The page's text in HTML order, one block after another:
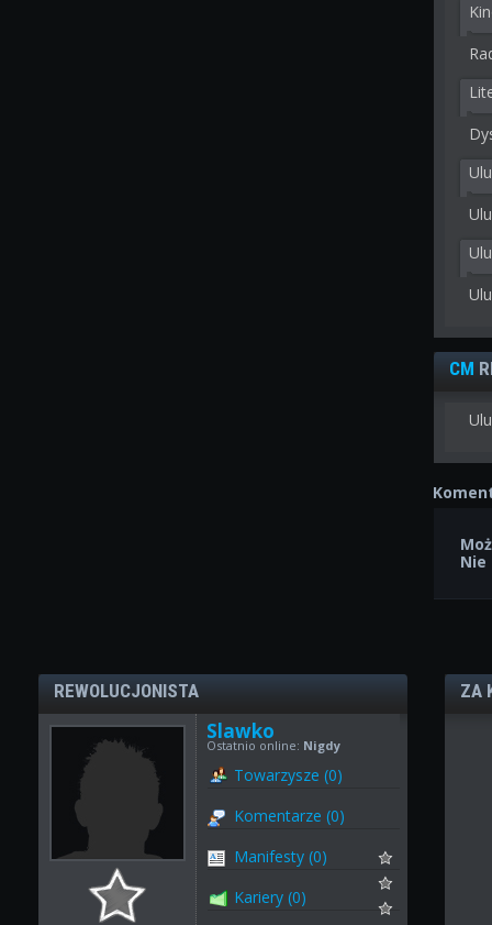
CM
REWOLUCJONISTA
Slawko
Ostatnio online: Nigdy
Towarzysze (0)
Komentarze (0)
Manifesty (0)
Kariery (0)
ZA